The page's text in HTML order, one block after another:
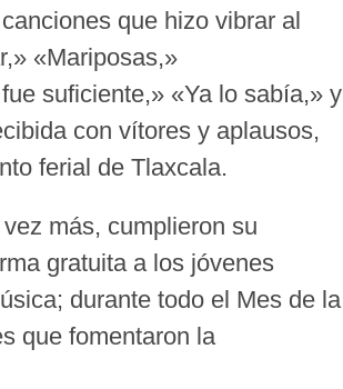
que hizo vibrar al
«Mariposas,»
suficiente,» «Ya lo sabía,» y
con vítores y aplausos,
ferial de Tlaxcala.
vez más, cumplieron su
gratuita a los jóvenes
durante todo el Mes de la
que fomentaron la